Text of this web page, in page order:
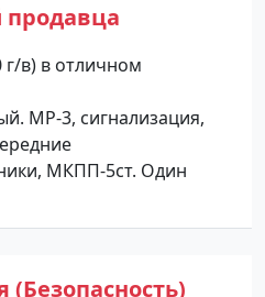
в) в отличном
МР-3, сигнализация,
МКПП-5ст. Один